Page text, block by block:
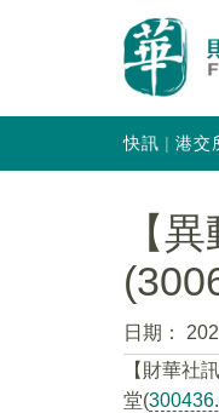
快訊 港交
【
日期：
【財華社
堂(